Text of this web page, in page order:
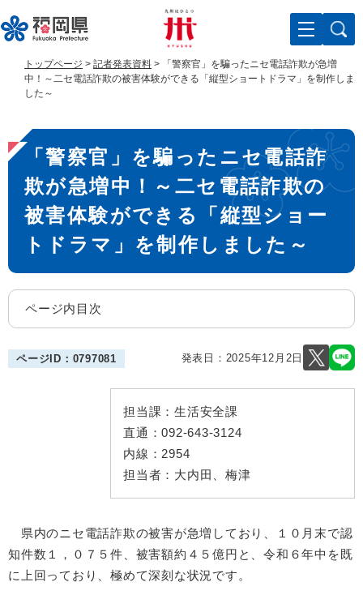
ー
ジ
。
ニ
ュ
て
本
トップページ > 記者発表資料 >
「警察官」を騙ったニセ電話詐欺が急増
中！～二セ電話詐欺の被害体験ができる「縦型ショートドラマ」を制作しま
した～
本
文
「警察官」を騙ったニセ電話詐
欺が急増中！～二セ電話詐欺の
被害体験ができる「縦型ショー
トドラマ」を制作しました～
ページ内目次
ページID：0797081 発表日： 2025年12月2日
担当課： 生活安全課
直通：092-643-3124
内線： 2954
担当者： 大内田、梅津
県内のニセ電話詐欺の被害が急増しており、１０月末で認
知件数１，０７５件、被害額約４５億円と、令和６年中を既
に上回っており、極めて深刻な状況です。